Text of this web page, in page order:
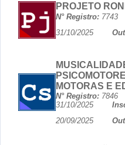
PROJETO
N° Registro:
31/10/2025
MOTORAS E
N° Registro:
31/10/2025
20/09/2025